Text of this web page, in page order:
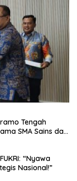
Tengah
SMA Sains dan
“Nyawa
Nasional!”